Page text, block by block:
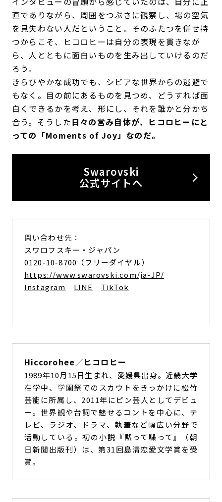
直でありながら、周囲をつぶさに観察し、場の空気
を見失わない人だということ。そのふたつを併せ持
つからこそ、ヒコロヒーは自分の表現を貫きなが
ら、人とともに面白いものを生み出していけるのだ
ろう。
きらびやかな成功でも、シビアな世界からの逃避で
もなく。目の前にあるものを見つめ、どうすれば面
白くできるかを考え、形にし、それを誰かと分かち
合う。そうした日々の営み自体が、ヒコロヒーにと
っての「Moments of Joy」なのだ。
Swarovski
公式サイトへ
問い合わせ先：
スワロフスキー・ジャパン
0120-10-8700（フリーダイヤル）
https://www.swarovski.com/ja-JP/
Instagram
LINE TikTok
Hiccorohee／ヒコロヒー
1989年10月15日生まれ、愛媛県出身。近畿大学
在学中、学園祭でのスカウトをきっかけに松竹
芸能に所属し、2011年にピン芸人としてデビュ
ー。世界観や台詞で魅せるコントを中心に、テ
レビ、ラジオ、ドラマ、執筆など幅広い分野で
活動している。初の小説『黙って喋って』（朝
日新聞出版刊）は、第31回島清恋愛文学賞を受
賞。